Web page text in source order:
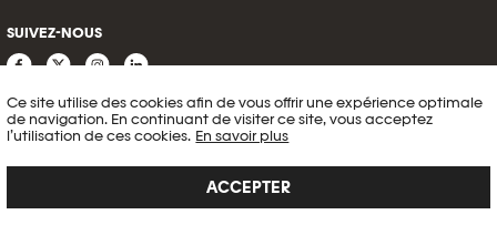
Ce site utilise des cookies afin de vous offrir une expérience optimale
de navigation. En continuant de visiter ce site, vous acceptez
l’utilisation de ces cookies. En savoir plus
ACCEPTER
SUIVEZ-NOUS